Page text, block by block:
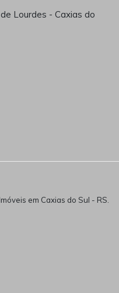
Lourdes - Caxias do
em Caxias do Sul - RS.